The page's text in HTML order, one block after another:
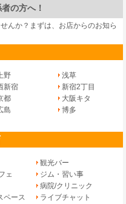
の方へ！
んか？まずは、 お店からのお知ら
野
浅草
新宿
新宿2丁目
都
大阪キタ
島
博多
観光バー
ェ
ジム・習い事
病院/クリニック
ペース
ライブチャット